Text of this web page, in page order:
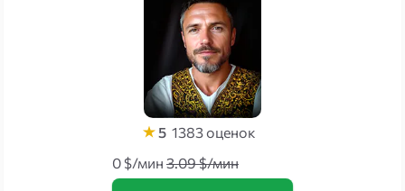
5 1383оценок
0 $/мин 3.09 $/мин